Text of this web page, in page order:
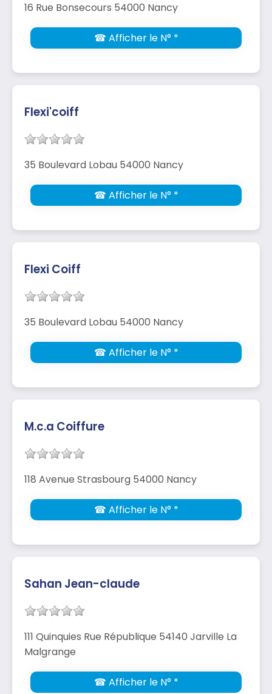
16 Rue Bonsecours 54000 Nancy
☎ Afficher le N° *
Flexi'coiff
35 Boulevard Lobau 54000 Nancy
☎ Afficher le N° *
Flexi Coiff
35 Boulevard Lobau 54000 Nancy
☎ Afficher le N° *
M.c.a Coiffure
118 Avenue Strasbourg 54000 Nancy
☎ Afficher le N° *
Sahan Jean-claude
111 Quinquies Rue République 54140 Jarville La
Malgrange
☎ Afficher le N° *